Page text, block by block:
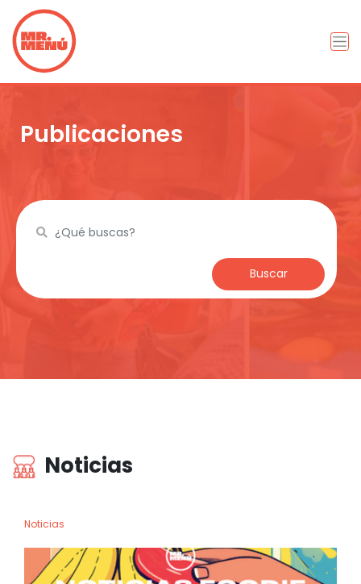
Publicaciones
Buscar
Noticias
Noticias